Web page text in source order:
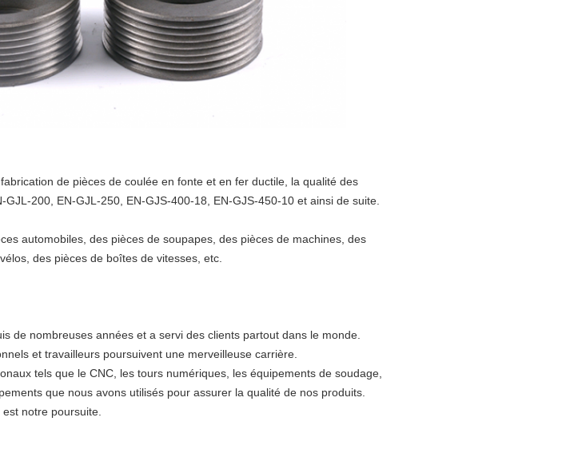
de pièces de coulée en fonte et en fer ductile, la qualité des
200, EN-GJL-250, EN-GJS-400-18, EN-GJS-450-10 et ainsi de suite.
automobiles, des pièces de soupapes, des pièces de machines, des
des pièces de boîtes de vitesses, etc.
de nombreuses années et a servi des clients partout dans le monde.
et travailleurs poursuivent une merveilleuse carrière.
tels que le CNC, les tours numériques, les équipements de soudage,
que nous avons utilisés pour assurer la qualité de nos produits.
notre poursuite.